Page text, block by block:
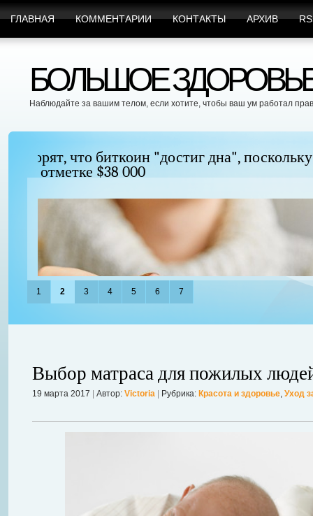
ГЛАВНАЯ КОММЕНТАРИИ КОНТАКТЫ АРХИВ
БОЛЬШОЕ
Наблюдайте за вашим телом, если хотите, чтобы ваш ум работал
Можно ли увеличить грудь без
придать ей форму?
Можно ли увеличить грудь без операции? Таким вопросом
себя в форме. Давайте же подробнее рассмотрим этот вопрос. А
1 2 3 4 5 6 7
Выбор матраса для пожилых
19 марта 2017 Автор: Victoria Рубрика: Красота и здоровье, Уход